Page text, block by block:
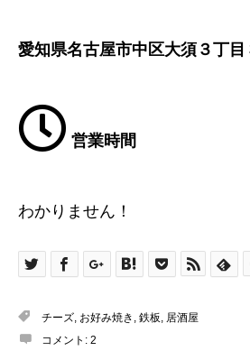
愛知県名古屋市中区大須３丁目
営業時間
わかりません！
チーズ, お好み焼き , 鉄板, 居酒屋
コメント: 2